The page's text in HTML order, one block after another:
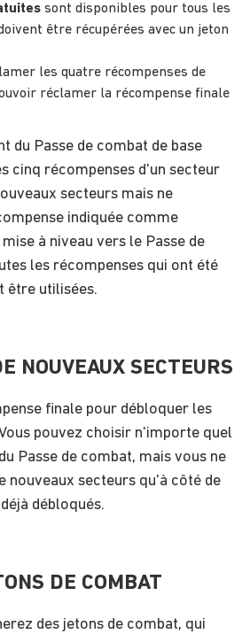
sont disponibles pour tous les
être récupérées avec un jeton
les quatre récompenses de
réclamer la récompense finale
du Passe de combat de base
cinq récompenses d'un secteur
secteurs mais ne
indiquée comme
à niveau vers le Passe de
les récompenses qui ont été
être utilisées.
NOUVEAUX SECTEURS
finale pour débloquer les
pouvez choisir n'importe quel
Passe de combat, mais vous ne
nouveaux secteurs qu'à côté de
débloqués.
DE COMBAT
des jetons de combat, qui